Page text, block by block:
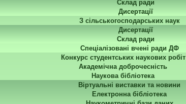
Дисертації
З сільськогосподарських наук
Дисертації
Склад ради
Спеціалізовані вчені ради ДФ
Конкурс студентських наукових робіт
Академічна доброчесність
Наукова бібліотека
Віртуальні виставки та новини
Електронна бібліотека